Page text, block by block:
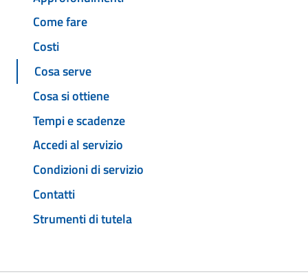
Come fare
Costi
Cosa serve
Cosa si ottiene
Tempi e scadenze
Accedi al servizio
Condizioni di servizio
Contatti
Strumenti di tutela